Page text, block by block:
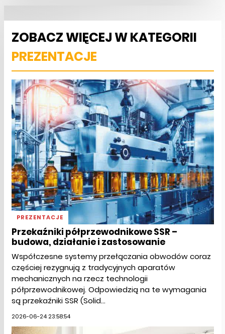
ZOBACZ WIĘCEJ W KATEGORII
PREZENTACJE
PREZENTACJE
Przekaźniki półprzewodnikowe SSR –
budowa, działanie i zastosowanie
Współczesne systemy przełączania obwodów coraz
częściej rezygnują z tradycyjnych aparatów
mechanicznych na rzecz technologii
półprzewodnikowej. Odpowiedzią na te wymagania
są przekaźniki SSR (Solid...
2026-06-24 23:58:54